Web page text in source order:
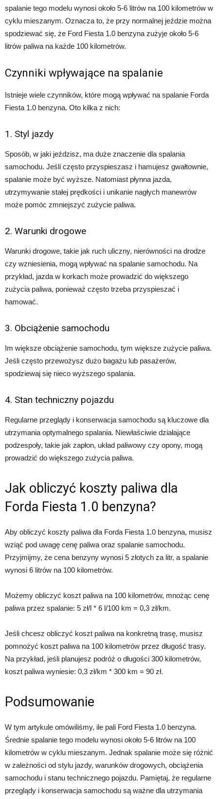
spalanie tego modelu wynosi około 5-6 litrów na 100 kilometrów w
cyklu mieszanym. Oznacza to, że przy normalnej jeździe można
spodziewać się, że Ford Fiesta 1.0 benzyna zużyje około 5-6
litrów paliwa na każde 100 kilometrów.
Czynniki wpływające na spalanie
Istnieje wiele czynników, które mogą wpływać na spalanie Forda
Fiesta 1.0 benzyna. Oto kilka z nich:
1. Styl jazdy
Sposób, w jaki jeździsz, ma duże znaczenie dla spalania
samochodu. Jeśli często przyspieszasz i hamujesz gwałtownie,
spalanie może być wyższe. Natomiast płynna jazda,
utrzymywanie stałej prędkości i unikanie nagłych manewrów
może pomóc zmniejszyć zużycie paliwa.
2. Warunki drogowe
Warunki drogowe, takie jak ruch uliczny, nierówności na drodze
czy wzniesienia, mogą wpływać na spalanie samochodu. Na
przykład, jazda w korkach może prowadzić do większego
zużycia paliwa, ponieważ często trzeba przyspieszać i
hamować.
3. Obciążenie samochodu
Im większe obciążenie samochodu, tym większe zużycie paliwa.
Jeśli często przewożysz dużo bagażu lub pasażerów,
spodziewaj się nieco wyższego spalania.
4. Stan techniczny pojazdu
Regularne przeglądy i konserwacja samochodu są kluczowe dla
utrzymania optymalnego spalania. Niewłaściwie działające
podzespoły, takie jak zapłon, układ paliwowy czy opony, mogą
prowadzić do większego zużycia paliwa.
Jak obliczyć koszty paliwa dla
Forda Fiesta 1.0 benzyna?
Aby obliczyć koszty paliwa dla Forda Fiesta 1.0 benzyna, musisz
wziąć pod uwagę cenę paliwa oraz spalanie samochodu.
Przyjmijmy, że cena benzyny wynosi 5 złotych za litr, a spalanie
wynosi 6 litrów na 100 kilometrów.
Możemy obliczyć koszt paliwa na 100 kilometrów, mnożąc cenę
paliwa przez spalanie: 5 zł/l * 6 l/100 km = 0,3 zł/km.
Jeśli chcesz obliczyć koszt paliwa na konkretną trasę, musisz
pomnożyć koszt paliwa na 100 kilometrów przez długość trasy.
Na przykład, jeśli planujesz podróż o długości 300 kilometrów,
koszt paliwa wyniesie: 0,3 zł/km * 300 km = 90 zł.
Podsumowanie
W tym artykule omówiliśmy, ile pali Ford Fiesta 1.0 benzyna.
Średnie spalanie tego modelu wynosi około 5-6 litrów na 100
kilometrów w cyklu mieszanym. Jednak spalanie może się różnić
w zależności od stylu jazdy, warunków drogowych, obciążenia
samochodu i stanu technicznego pojazdu. Pamiętaj, że regularne
przeglądy i konserwacja samochodu są ważne dla utrzymania